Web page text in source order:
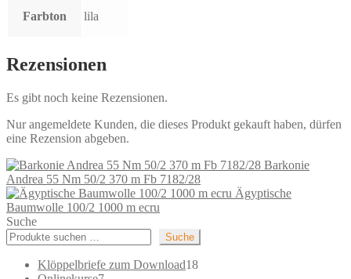
Farbton lila
Rezensionen
Es gibt noch keine Rezensionen.
Nur angemeldete Kunden, die dieses Produkt gekauft haben, dürfen
eine Rezension abgeben.
Barkonie
Andrea 55 Nm 50/2 370 m Fb 7182/28
Ägyptische
Baumwolle 100/2 1000 m ecru
Suche
Suche
Klöppelbriefe zum Download1818